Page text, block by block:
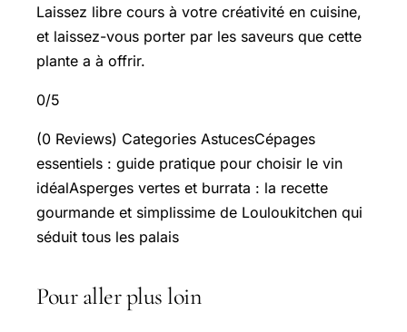
Laissez libre cours à votre créativité en cuisine,
et laissez-vous porter par les saveurs que cette
plante a à offrir.
0/5
(0 Reviews) Categories AstucesCépages
essentiels : guide pratique pour choisir le vin
idéalAsperges vertes et burrata : la recette
gourmande et simplissime de Louloukitchen qui
séduit tous les palais
Pour aller plus loin